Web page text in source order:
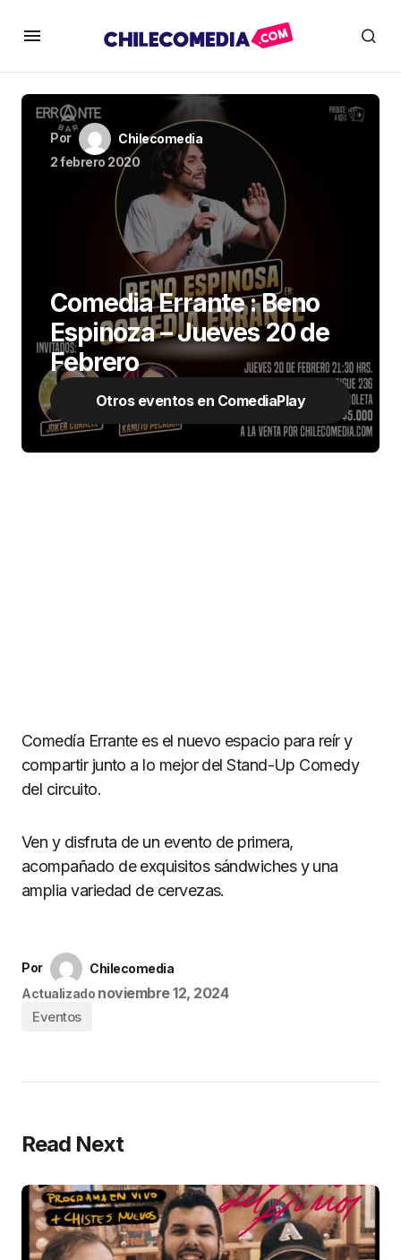
Por
Chilecomedia
2 febrero 2020
Comedia Errante : Beno
Espinoza – Jueves 20 de
Febrero
Otros eventos en ComediaPlay
Comedía Errante es el nuevo espacio para reír y
compartir junto a lo mejor del Stand-Up Comedy
del circuito.
Ven y disfruta de un evento de primera,
acompañado de exquisitos sándwiches y una
amplia variedad de cervezas.
Por
Chilecomedia
Actualizado noviembre 12, 2024
Eventos
Read Next